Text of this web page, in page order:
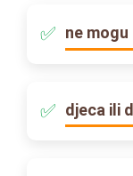
ne mogu
djeca ili